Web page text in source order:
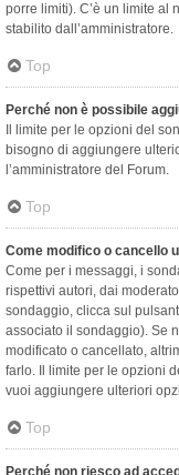
porre limiti). C’è un limite al
stabilito dall’amministratore.
Top
Perché non è possibile
Il limite per le opzioni del
bisogno di aggiungere
l’amministratore del Forum.
Top
Come modifico o cancello
Come per i messaggi, i
rispettivi autori, dai
sondaggio, clicca sul
associato il sondaggio). Se
modificato o cancellato,
farlo. Il limite per le opzioni
vuoi aggiungere ulteriori
Top
Perché non riesco ad